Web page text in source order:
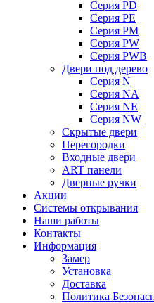
Серия PD
Серия PE
Серия PM
Серия PW
Серия PWB
Двери под дерево
Серия N
Серия NA
Серия NE
Серия NW
Скрытые двери
Перегородки
Входные двери
ART панели
Дверные ручки
Акции
Системы открывания
Наши работы
Контакты
Информация
Замер
Установка
Доставка
Политика